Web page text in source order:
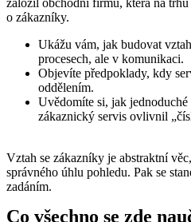
založil obchodní firmu, která na
o zákazníky.
Ukážu vám, jak budovat
procesech, ale v komunikaci.
Objevíte předpoklady, kdy
oddělením.
Uvědomíte si, jak
zákaznický servis ovlivnil
Vztah se zákazníky je abstraktní
správného úhlu pohledu. Pak se
zadáním.
Co všechno se zde